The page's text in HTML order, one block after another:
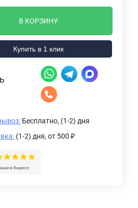
В КОРЗИНУ
Купить в 1 клик
Бесплатно, (1-2) дня
(1-2) дня,от 500 ₽